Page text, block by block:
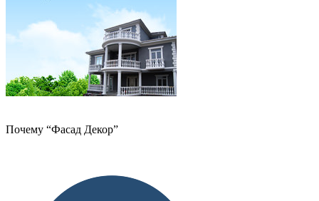
Почему “Фасад Декор”